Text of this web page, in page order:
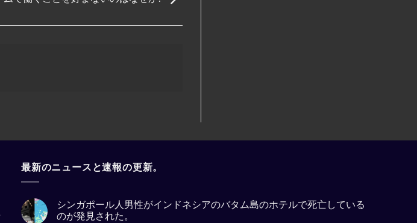
最新のニュースと速報の更新。
シンガポール人男性がインドネシアのバタム島のホテルで死亡している
のが発見された。